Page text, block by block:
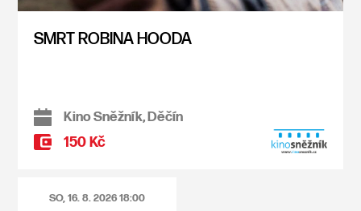
SMRT ROBINA HOODA
Kino Sněžník, Děčín
150 Kč
SO, 16. 8. 202618:00